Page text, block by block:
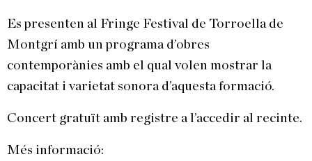
Es presenten al Fringe Festival de Torroella de
Montgrí amb un programa d’obres
contemporànies amb el qual volen mostrar la
capacitat i varietat sonora d’aquesta formació.
Concert gratuït amb registre a l’accedir al recinte.
Més informació: